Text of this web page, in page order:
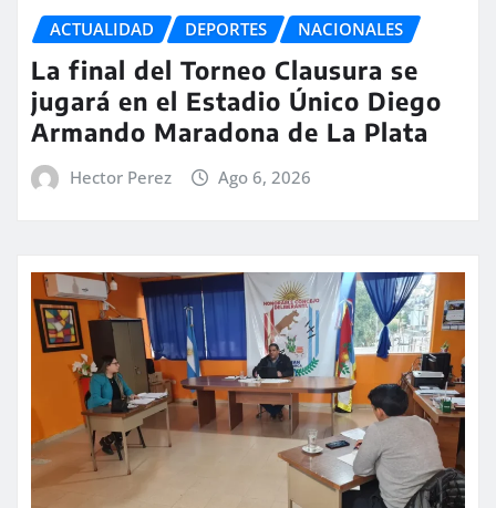
ACTUALIDAD DEPORTES NACIONALES
La final del Torneo Clausura se
jugará en el Estadio Único Diego
Armando Maradona de La Plata
Hector Perez Ago 6, 2026